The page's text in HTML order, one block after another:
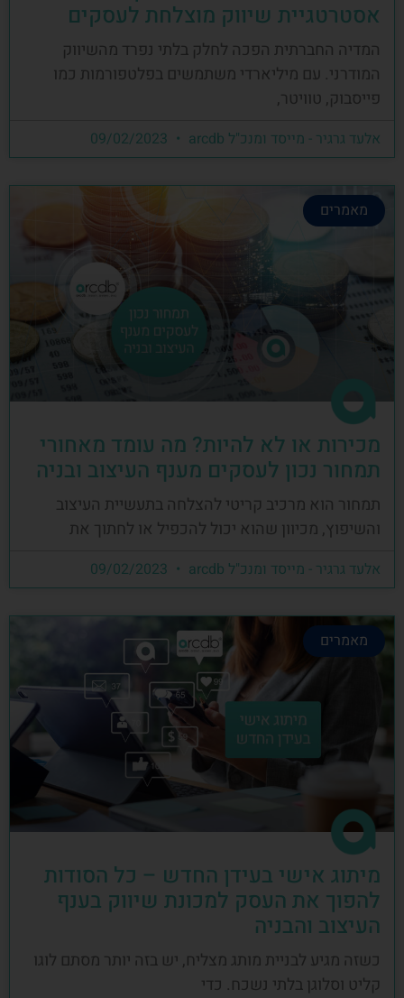
אסטרטגיית שיווק מוצלחת לעסקים
המדיה החברתית הפכה לחלק בלתי נפרד מהשיווק
המודרני. עם מיליארדי משתמשים בפלטפורמות כמו
פייסבוק, טוויטר,
אלעד גרגיר - מייסד ומנכ"ל arcdb
מאמרים
מכירות או לא להיות? מה עומד מאחורי
תמחור נכון לעסקים מענף העיצוב ובניה
תמחור הוא מרכיב קריטי להצלחה בתעשיית העיצוב
והשיפוץ, מכיוון שהוא יכול להכפיל או לחתוך את
אלעד גרגיר - מייסד ומנכ"ל arcdb
מאמרים
מיתוג אישי בעידן החדש – כל הסודות
להפוך את העסק למכונת שיווק בענף
העיצוב והבניה
כשזה מגיע לבניית מותג מצליח, יש בזה יותר מסתם לוגו
קליט וסלוגן בלתי נשכח. כדי